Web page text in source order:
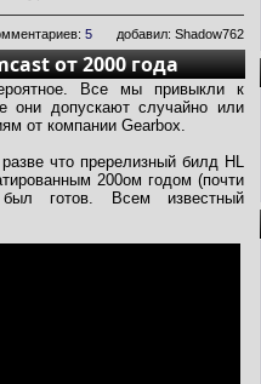
5 добавил: Shadow762
от 2000 года
Все мы привыкли к
они допускают случайно или
от компании Gearbox.
что пререлизный билд HL
200ом годом (почти
готов. Всем известный